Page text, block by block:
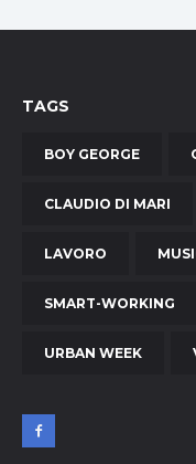
TAGS
BOY GEORGE
CLAUDIO DI MARI
LAVORO
SMART-WORKING
URBAN WEEK